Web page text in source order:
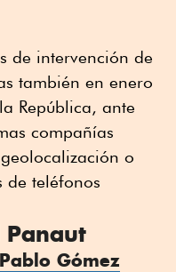
de intervención de
también en enero
República, ante
compañías
o
de teléfonos
Panaut
Gómez